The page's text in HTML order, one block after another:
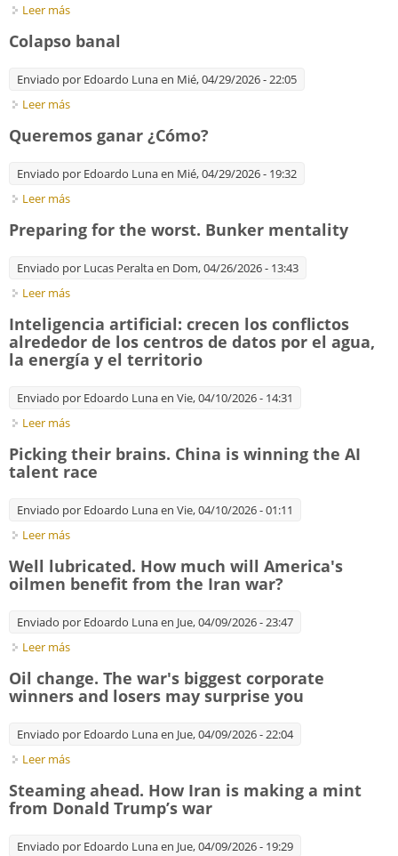
Leer más
Colapso banal
Enviado por Edoardo Lunaen Mié, 04/29/2026 - 22:05
Leer más
Queremos ganar ¿Cómo?
Enviado por Edoardo Lunaen Mié, 04/29/2026 - 19:32
Leer más
Preparing for the worst. Bunker mentality
Enviado por Lucas Peraltaen Dom, 04/26/2026 - 13:43
Leer más
Inteligencia artificial: crecen los conflictos
alrededor de los centros de datos por el agua,
la energía y el territorio
Enviado por Edoardo Lunaen Vie, 04/10/2026 - 14:31
Leer más
Picking their brains. China is winning the AI
talent race
Enviado por Edoardo Lunaen Vie, 04/10/2026 - 01:11
Leer más
Well lubricated. How much will America's
oilmen benefit from the Iran war?
Enviado por Edoardo Lunaen Jue, 04/09/2026 - 23:47
Leer más
Oil change. The war's biggest corporate
winners and losers may surprise you
Enviado por Edoardo Lunaen Jue, 04/09/2026 - 22:04
Leer más
Steaming ahead. How Iran is making a mint
from Donald Trump’s war
Enviado por Edoardo Lunaen Jue, 04/09/2026 - 19:29